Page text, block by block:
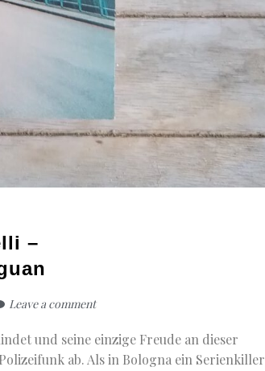
–
Leave a comment
und seine einzige Freude an dieser
ab. Als in Bologna ein Serienkiller